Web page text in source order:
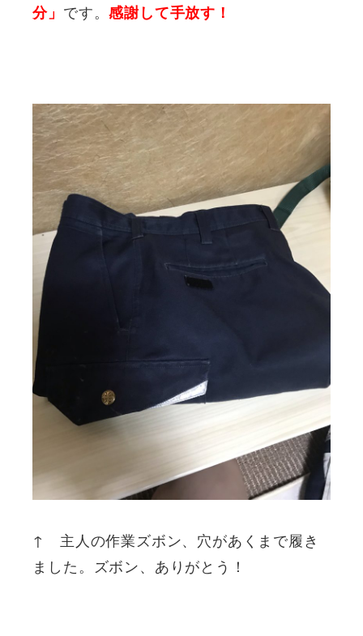
分」 です。感謝して手放す！
↑ 主人の作業ズボン、穴があくまで履き
ました。ズボン、ありがとう！